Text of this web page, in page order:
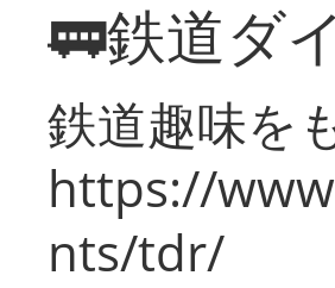
🚃鉄道ダ
鉄道趣味を
https://
nts/tdr/